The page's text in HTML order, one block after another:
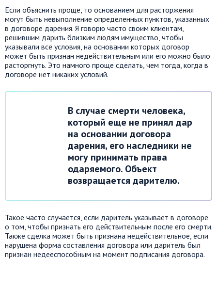
Если объяснить проще, то основанием для расторжения
могут быть невыполнение определенных пунктов, указанных
в договоре дарения. Я говорю часто своим клиентам,
решившим дарить близким людям имущество, чтобы
указывали все условия, на основании которых договор
может быть признан недействительным или его можно было
расторгнуть. Это намного проще сделать, чем тогда, когда в
договоре нет никаких условий.
В случае смерти человека,
который еще не принял дар
на основании договора
дарения, его наследники не
могу принимать права
одаряемого. Объект
возвращается дарителю.
Такое часто случается, если даритель указывает в договоре
о том, чтобы признать его действительным после его смерти.
Также сделка может быть признана недействительное, если
нарушена форма составления договора или даритель был
признан недееспособным на момент подписания договора.